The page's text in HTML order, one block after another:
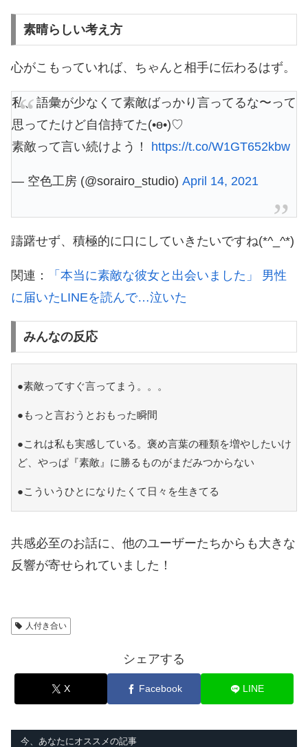
素晴らしい考え方
心がこもっていれば、ちゃんと相手に伝わるはず。
私、語彙が少なくて素敵ばっかり言ってるな〜って
思ってたけど自信持てた(•ө•)♡
素敵って言い続けよう！ https://t.co/W1GT652kbw
— 空色工房 (@sorairo_studio) April 14, 2021
躊躇せず、積極的に口にしていきたいですね(*^_^*)
関連：
「本当に素敵な彼女と出会いました」 男性
に届いたLINEを読んで…泣いた
みんなの反応
●素敵ってすぐ言ってまう。。。
●もっと言おうとおもった瞬間
●これは私も実感している。褒め言葉の種類を増やしたいけ
ど、やっぱ『素敵』に勝るものがまだみつからない
●こういうひとになりたくて日々を生きてる
共感必至のお話に、他のユーザーたちからも大きな
反響が寄せられていました！
人付き合い
シェアする
X Facebook LINE
今、あなたにオススメの記事